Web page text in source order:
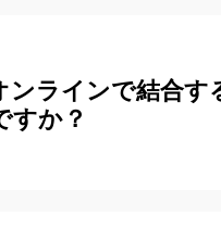
ンラインで結合す
すか？